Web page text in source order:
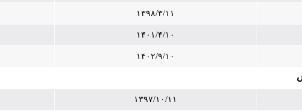
۱۳۹۸/۳/۱۱
۱۴۰۱/۴/۱۰
۱۴۰۲/۹/۱۰
۱۳۹۷/۱۰/۱۱